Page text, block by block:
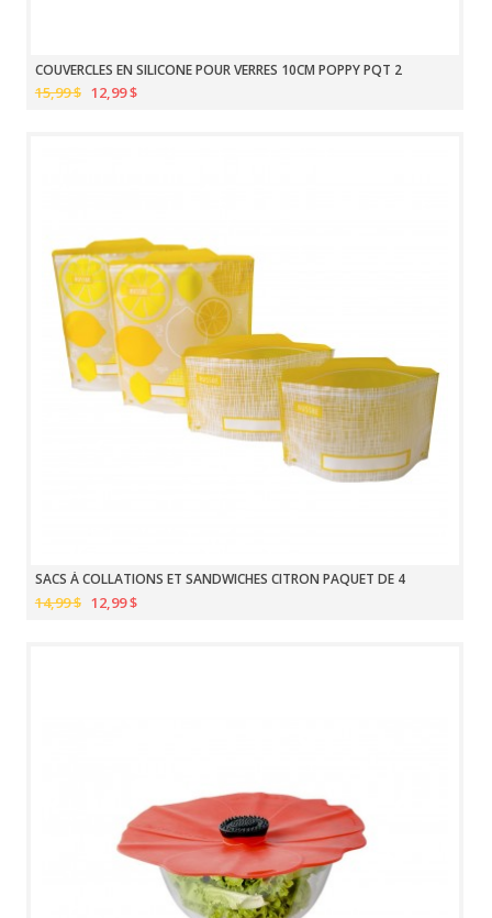
COUVERCLES EN SILICONE POUR VERRES 10CM POPPY PQT 2
15,99 $ 12,99 $
SACS À COLLATIONS ET SANDWICHES CITRON PAQUET DE 4
14,99 $ 12,99 $